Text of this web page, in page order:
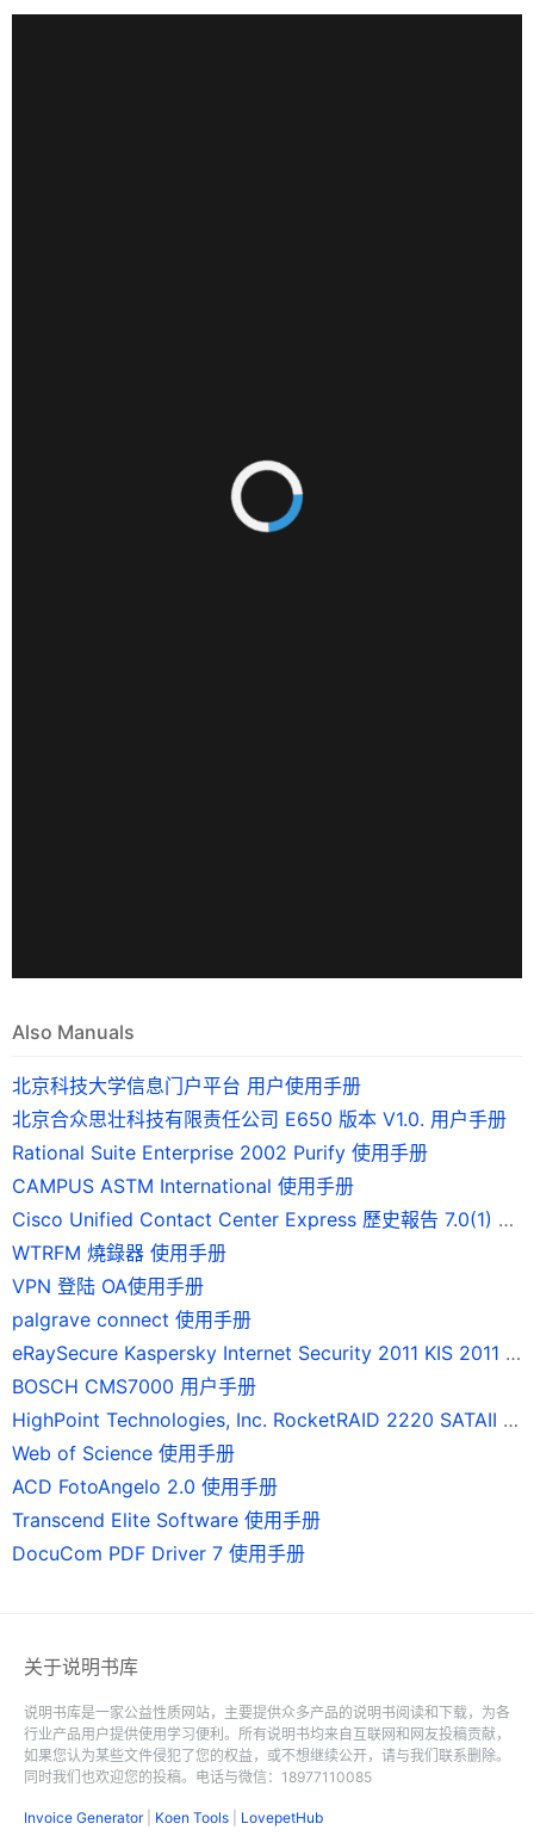
Also Manuals
北京科技大学信息门户平台 用户使用手册
北京合众思壮科技有限责任公司 E650 版本 V1.0. 用户手册
Rational Suite Enterprise 2002 Purify 使用手册
CAMPUS ASTM International 使用手册
Cisco Unified Contact Center Express 歷史報告 7.0(1) 版使用手冊
WTRFM 燒錄器 使用手册
VPN 登陆 OA使用手册
palgrave connect 使用手册
eRaySecure Kaspersky Internet Security 2011 KIS 2011 使用手册
BOSCH CMS7000 用户手册
HighPoint Technologies, Inc. RocketRAID 2220 SATAII 磁碟陣列卡 使用手冊
Web of Science 使用手册
ACD FotoAngelo 2.0 使用手册
Transcend Elite Software 使用手册
DocuCom PDF Driver 7 使用手册
关于说明书库
说明书库是一家公益性质网站，主要提供众多产品的说明书阅读和下载，为各
行业产品用户提供使用学习便利。所有说明书均来自互联网和网友投稿贡献，
如果您认为某些文件侵犯了您的权益，或不想继续公开，请与我们联系删除。
同时我们也欢迎您的投稿。电话与微信：18977110085
Invoice Generator| Koen Tools LovepetHub